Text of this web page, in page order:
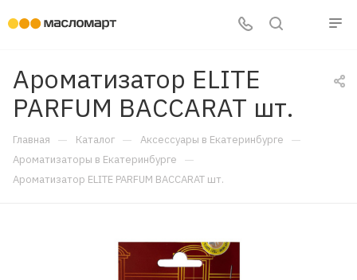
Ароматизатор ELITE
PARFUM BACCARAT шт.
Главная — Каталог — Аксессуары в Екатеринбурге —
Ароматизаторы в Екатеринбурге —
Ароматизатор ELITE PARFUM BACCARAT шт.